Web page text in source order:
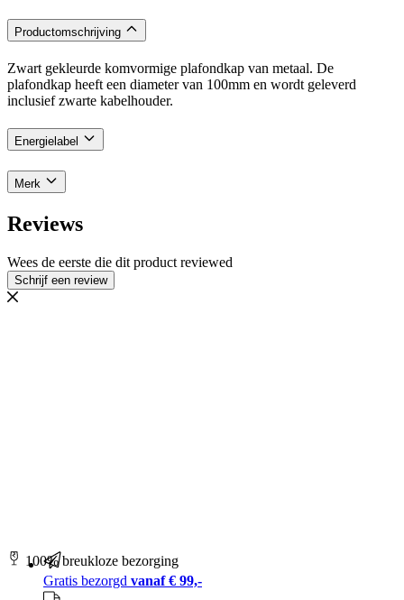
Productomschrijving
Zwart gekleurde komvormige plafondkap van metaal. De
plafondkap heeft een diameter van 100mm en wordt geleverd
inclusief zwarte kabelhouder.
Energielabel
Merk
Reviews
Wees de eerste die dit product reviewed
Schrijf een review
100% breukloze bezorging
Gratis bezorgd vanaf € 99,-